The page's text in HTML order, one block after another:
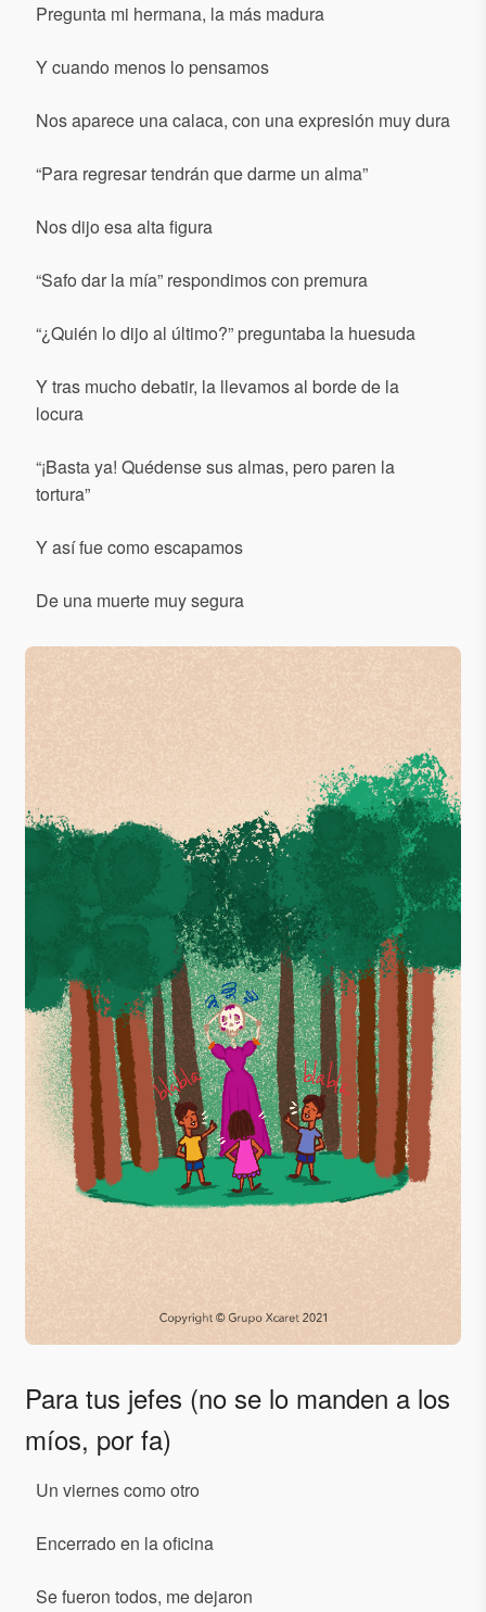
Pregunta mi hermana, la más madura
Y cuando menos lo pensamos
Nos aparece una calaca, con una expresión muy dura
“Para regresar tendrán que darme un alma”
Nos dijo esa alta figura
“Safo dar la mía” respondimos con premura
“¿Quién lo dijo al último?” preguntaba la huesuda
Y tras mucho debatir, la llevamos al borde de la
locura
“¡Basta ya! Quédense sus almas, pero paren la
tortura”
Y así fue como escapamos
De una muerte muy segura
Para tus jefes (no se lo manden a los
míos, por fa)
Un viernes como otro
Encerrado en la oficina
Se fueron todos, me dejaron